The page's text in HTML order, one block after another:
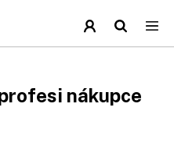
nákupce